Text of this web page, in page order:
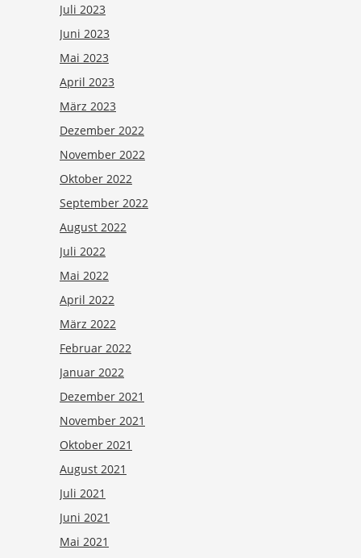
Juli 2023
Juni 2023
Mai 2023
April 2023
März 2023
Dezember 2022
November 2022
Oktober 2022
September 2022
August 2022
Juli 2022
Mai 2022
April 2022
März 2022
Februar 2022
Januar 2022
Dezember 2021
November 2021
Oktober 2021
August 2021
Juli 2021
Juni 2021
Mai 2021